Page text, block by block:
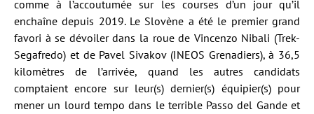
comme à l’accoutumée sur les courses d’un jour qu’il
enchaîne depuis 2019. Le Slovène a été le premier grand
favori à se dévoiler dans la roue de Vincenzo Nibali (Trek-
Segafredo) et de Pavel Sivakov (INEOS Grenadiers), à 36,5
kilomètres de l’arrivée, quand les autres candidats
comptaient encore sur leur(s) dernier(s) équipier(s) pour
mener un lourd tempo dans le terrible Passo del Gande et